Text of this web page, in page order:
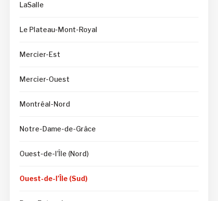
LaSalle
Le Plateau-Mont-Royal
Mercier-Est
Mercier-Ouest
Montréal-Nord
Notre-Dame-de-Grâce
Ouest-de-l’Île (Nord)
Ouest-de-l’Île (Sud)